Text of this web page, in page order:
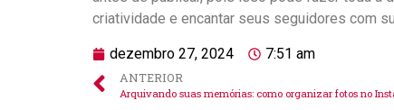
criatividade e encantar‍ seus seguidores com
dezembro 27, 2024 7:51 am
ANTERIOR
Arquivando suas memórias: como organizar fotos no